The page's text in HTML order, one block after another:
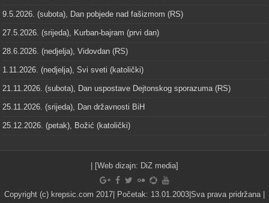
9.5.2026. (subota), Dan pobjede nad fašizmom (RS)
27.5.2026. (srijeda), Kurban-bajram (prvi dan)
28.6.2026. (nedjelja), Vidovdan (RS)
1.11.2026. (nedjelja), Svi sveti (katolički)
21.11.2026. (subota), Dan uspostave Dejtonskog sporazuma (RS)
25.11.2026. (srijeda), Dan državnosti BiH
25.12.2026. (petak), Božić (katolički)
| [Web dizajn: DiZ media]
Copyright (c) krepsic.com 2017| Početak: 13.01.2003|Sva prava pridržana |